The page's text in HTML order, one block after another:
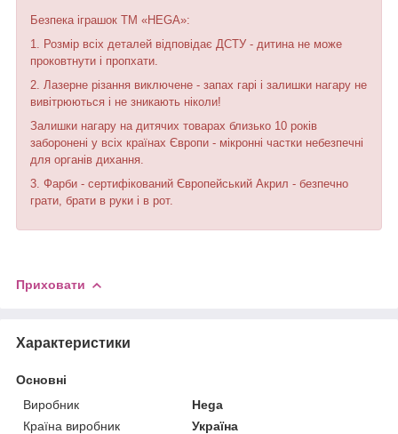
Безпека іграшок ТМ «HEGA»:
1. Розмір всіх деталей відповідає ДСТУ - дитина не може
проковтнути і пропхати.
2. Лазерне різання виключене - запах гарі і залишки нагару не
вивітрюються і не зникають ніколи!
Залишки нагару на дитячих товарах близько 10 років
заборонені у всіх країнах Європи - мікронні частки небезпечні
для органів дихання.
3. Фарби - сертифікований Європейський Акрил - безпечно
грати, брати в руки і в рот.
Приховати
Характеристики
Основні
Виробник
Hega
Країна виробник
Україна